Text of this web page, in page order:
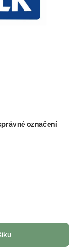
označení